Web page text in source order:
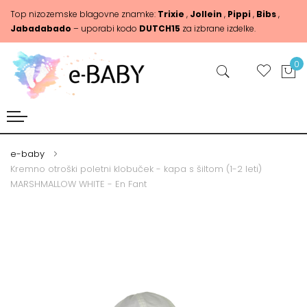
Top nizozemske blagovne znamke: Trixie , Jollein , Pippi, Bibs,
Jabadabado – uporabi kodo DUTCH15 za izbrane izdelke.
0
e-baby
Kremno otroški poletni klobuček - kapa s šiltom (1-2 leti)
MARSHMALLOW WHITE - En Fant